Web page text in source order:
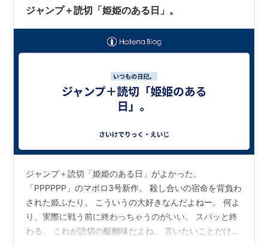
で絶対の解答だと思うんで、頑張って欲しいです。 いや
ジャンプ＋読切「姫姫のある日」。
ジャンプ＋読切「姫姫のある日」がよかった。
「PPPPPP」のマポロ3号新作。 殺し合いの宿命を背負わ
された姫ふたり。 こういうの大好きなんだよねー。 何よ
り、実際に戦う前に終わっちゃうのがいい。 スパッと終
わる。 これが読切の醍醐味だよね。 言いたいことだけ、